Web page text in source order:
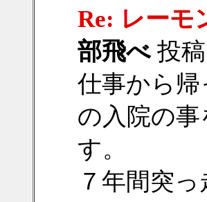
Re: レーモ
部飛べ投稿
仕事から
の入院の
す。
７年間突